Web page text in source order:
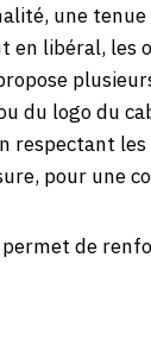
une
en libéral, les
du logo du
respectant
pour une
de